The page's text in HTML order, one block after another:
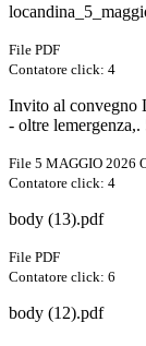
File PDF
Contatore click: 4
Invito al convegno
- oltre
File 5 MAGGIO 2026
Contatore click: 4
body (13).pdf
File PDF
Contatore click: 6
body (12).pdf